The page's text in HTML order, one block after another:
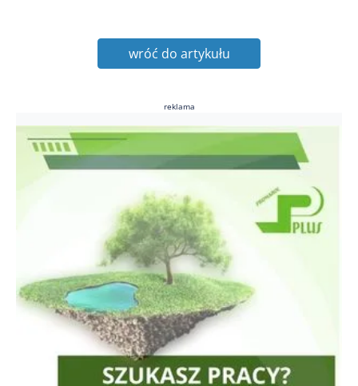
wróć do artykułu
reklama